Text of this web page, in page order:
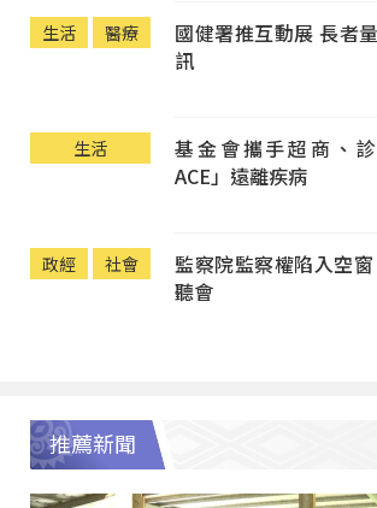
生活 醫療
國健署推互動展 長者
訊
生活
基金會攜手超商、
ACE」遠離疾病
政經 社會
監察院監察權陷入空
聽會
推薦新聞